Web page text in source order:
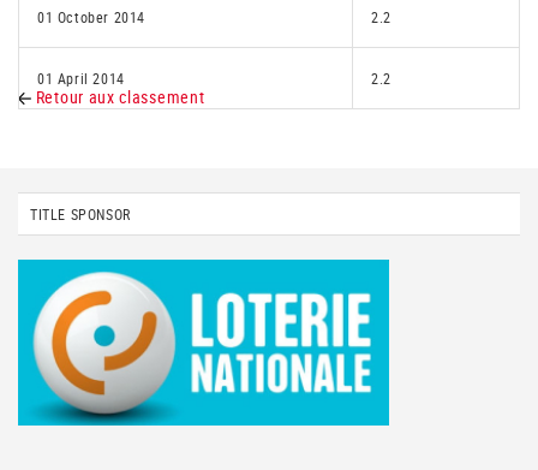
01 October 2014 2.2
01 April 2014 2.2
Retour aux classement
TITLE SPONSOR